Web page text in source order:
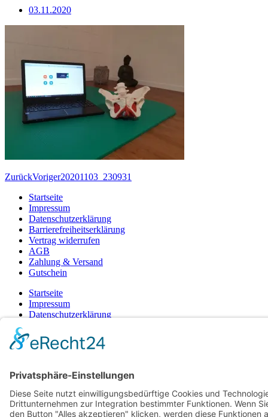
03.11.2020
ZurückVoriger20201103_230931
Startseite
Impressum
Datenschutzerklärung
Barrierefreiheitserklärung
Vertrag widerrufen
AGB
Zahlung & Versand
Gutschein
Startseite
Impressum
Datenschutzerklärung
Vertrag widerrufen
AGB
© 2026Bauchwärts Paderborn hello@bauchwaerts-paderborn.de